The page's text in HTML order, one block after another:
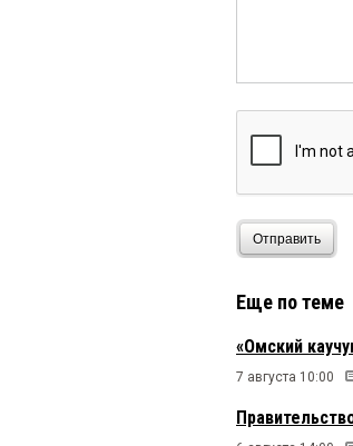
Отправить
Еще по теме
«Омский
7 августа 10:00